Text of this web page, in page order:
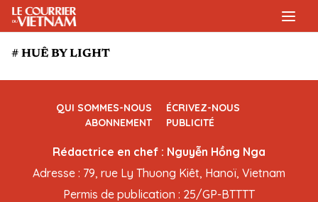
# HUÊ BY LIGHT
QUI SOMMES-NOUS
ÉCRIVEZ-NOUS
ABONNEMENT
PUBLICITÉ
Rédactrice en chef : Nguyễn Hồng Nga
Adresse : 79, rue Ly Thuong Kiêt, Hanoï, Vietnam
Permis de publication : 25/GP-BTTTT